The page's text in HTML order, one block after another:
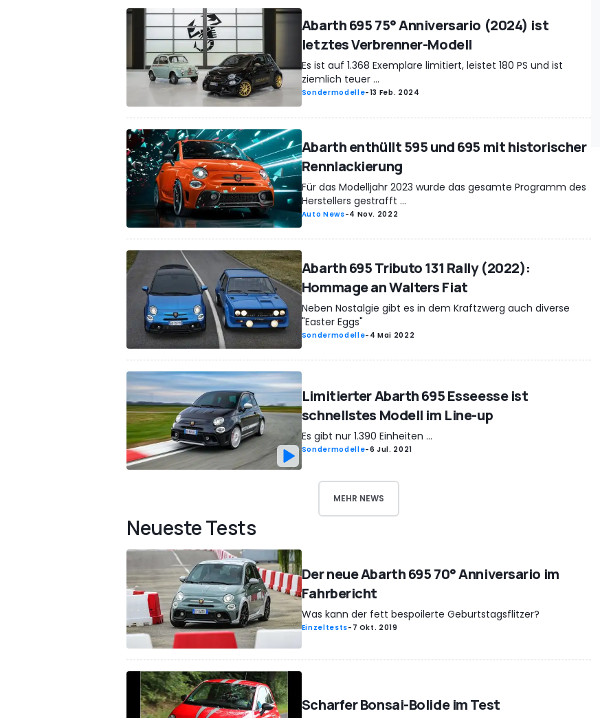
Abarth 695 75° Anniversario (2024) ist
letztes Verbrenner-Modell
Es ist auf 1.368 Exemplare limitiert, leistet 180 PS und ist
ziemlich teuer ...
Sondermodelle-13 Feb. 2024
Abarth enthüllt 595 und 695 mit historischer
Rennlackierung
Für das Modelljahr 2023 wurde das gesamte Programm des
Herstellers gestrafft ...
Auto News-4 Nov. 2022
Abarth 695 Tributo 131 Rally (2022):
Hommage an Walters Fiat
Neben Nostalgie gibt es in dem Kraftzwerg auch diverse
"Easter Eggs"
Sondermodelle- 4 Mai 2022
Limitierter Abarth 695 Esseesse ist
schnellstes Modell im Line-up
Es gibt nur 1.390 Einheiten ...
Sondermodelle-6 Jul. 2021
MEHR NEWS
Neueste Tests
Der neue Abarth 695 70° Anniversario im
Fahrbericht
Was kann der fett bespoilerte Geburtstagsflitzer?
Einzeltests- 7 Okt. 2019
Scharfer Bonsai-Bolide im Test